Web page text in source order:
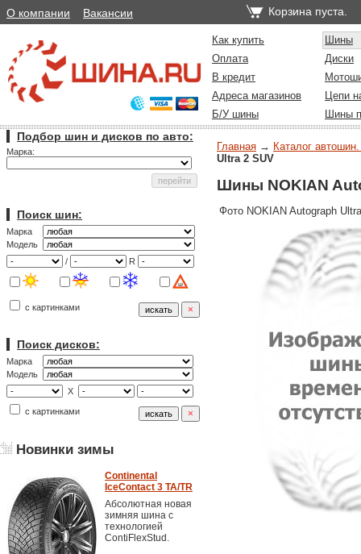
О компании Вакансии Корзина пуста.
Как купить
Шины
Оплата
Диски
В кредит
Адреса магазинов
Цепи
Б/У шины
Шины
Подбор шин и дисков по авто:
Марка:
Поиск шин:
Марка
Модель
/
R
с картинками
Поиск дисков:
Марка
Модель
X
с картинками
Новинки зимы
Continental
IceContact 3 TA/TR
Абсолютная новая
зимняя шина с
технологией
ContiFlexStud.
Главная → Каталог
Ultra 2 SUV
Шины NOKIAN
Фото NOKIAN Autograph